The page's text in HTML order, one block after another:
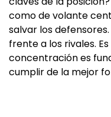
como de volante
salvar los
frente a los rivales.
concentración es
cumplir de la mejor